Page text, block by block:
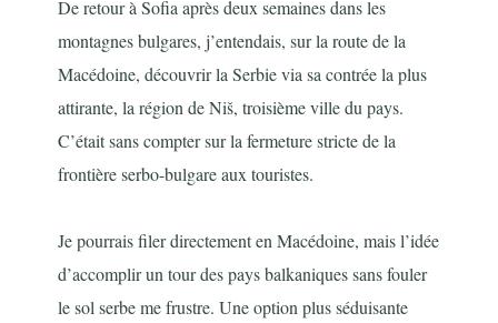
De retour à Sofia après deux semaines dans les
montagnes bulgares, j’entendais, sur la route de la
Macédoine, découvrir la Serbie via sa contrée la plus
attirante, la région de Niš, troisième ville du pays.
C’était sans compter sur la fermeture stricte de la
frontière serbo-bulgare aux touristes.
Je pourrais filer directement en Macédoine, mais l’idée
d’accomplir un tour des pays balkaniques sans fouler
le sol serbe me frustre. Une option plus séduisante